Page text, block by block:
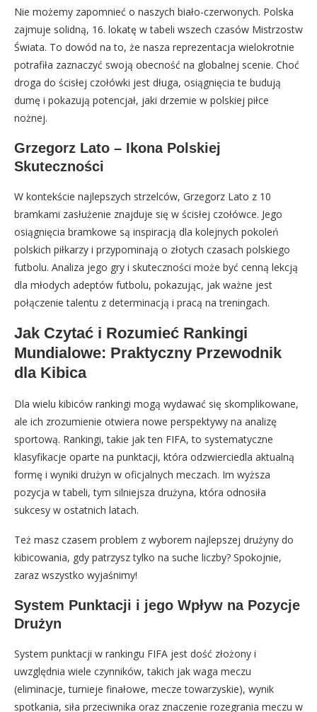
Nie możemy zapomnieć o naszych biało-czerwonych. Polska
zajmuje solidną, 16. lokatę w tabeli wszech czasów Mistrzostw
Świata. To dowód na to, że nasza reprezentacja wielokrotnie
potrafiła zaznaczyć swoją obecność na globalnej scenie. Choć
droga do ścisłej czołówki jest długa, osiągnięcia te budują
dumę i pokazują potencjał, jaki drzemie w polskiej piłce
nożnej.
Grzegorz Lato – Ikona Polskiej
Skuteczności
W kontekście najlepszych strzelców, Grzegorz Lato z 10
bramkami zasłużenie znajduje się w ścisłej czołówce. Jego
osiągnięcia bramkowe są inspiracją dla kolejnych pokoleń
polskich piłkarzy i przypominają o złotych czasach polskiego
futbolu. Analiza jego gry i skuteczności może być cenną lekcją
dla młodych adeptów futbolu, pokazując, jak ważne jest
połączenie talentu z determinacją i pracą na treningach.
Jak Czytać i Rozumieć Rankingi
Mundialowe: Praktyczny Przewodnik
dla Kibica
Dla wielu kibiców rankingi mogą wydawać się skomplikowane,
ale ich zrozumienie otwiera nowe perspektywy na analizę
sportową. Rankingi, takie jak ten FIFA, to systematyczne
klasyfikacje oparte na punktacji, która odzwierciedla aktualną
formę i wyniki drużyn w oficjalnych meczach. Im wyższa
pozycja w tabeli, tym silniejsza drużyna, która odnosiła
sukcesy w ostatnich latach.
Też masz czasem problem z wyborem najlepszej drużyny do
kibicowania, gdy patrzysz tylko na suche liczby? Spokojnie,
zaraz wszystko wyjaśnimy!
System Punktacji i jego Wpływ na Pozycje
Drużyn
System punktacji w rankingu FIFA jest dość złożony i
uwzględnia wiele czynników, takich jak waga meczu
(eliminacje, turnieje finałowe, mecze towarzyskie), wynik
spotkania, siła przeciwnika oraz znaczenie rozegrania meczu w